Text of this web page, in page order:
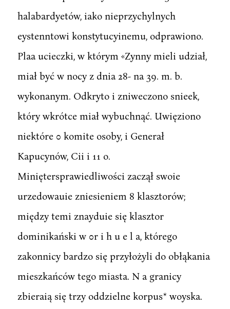
halabardyetów, iako nieprzychylnych
eystenntowi konstytucyinemu, odprawiono.
Plaa ucieczki, w którym «Zynny mieli udział,
miał być w nocy z dnia 28- na 39. m. b.
wykonanym. Odkryto i zniweczono snieek,
który wkrótce miał wybuchnąć. Uwięziono
niektóre 0 komite osoby, i Generał
Kapucynów, Cii i 11 o.
Miniętersprawiedliwości zaczął swoie
urzedowauie zniesieniem 8 klasztorów;
między temi znayduie się klasztor
dominikański w 0r i h u e l a, którego
zakonnicy bardzo się przyłożyli do obłąkania
mieszkańców tego miasta. N a granicy
zbieraią się trzy oddzielne korpus* woyska.